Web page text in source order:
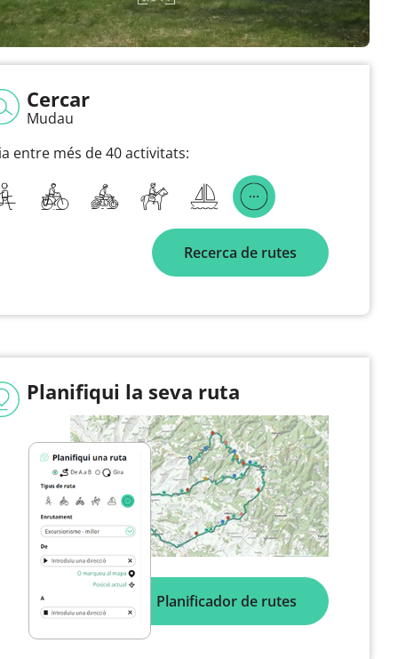
Cercar
Mudau
entre més de 40 activitats:
Recerca de rutes
Planifiqui la seva ruta
Planificador de rutes